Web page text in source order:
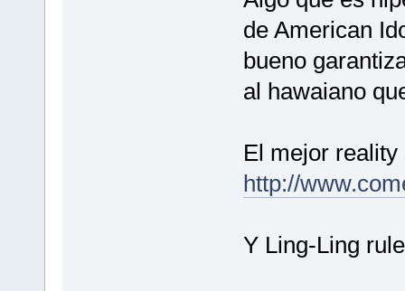
de American
bueno
al hawaiano
El mejor
http://
Y Ling-Ling